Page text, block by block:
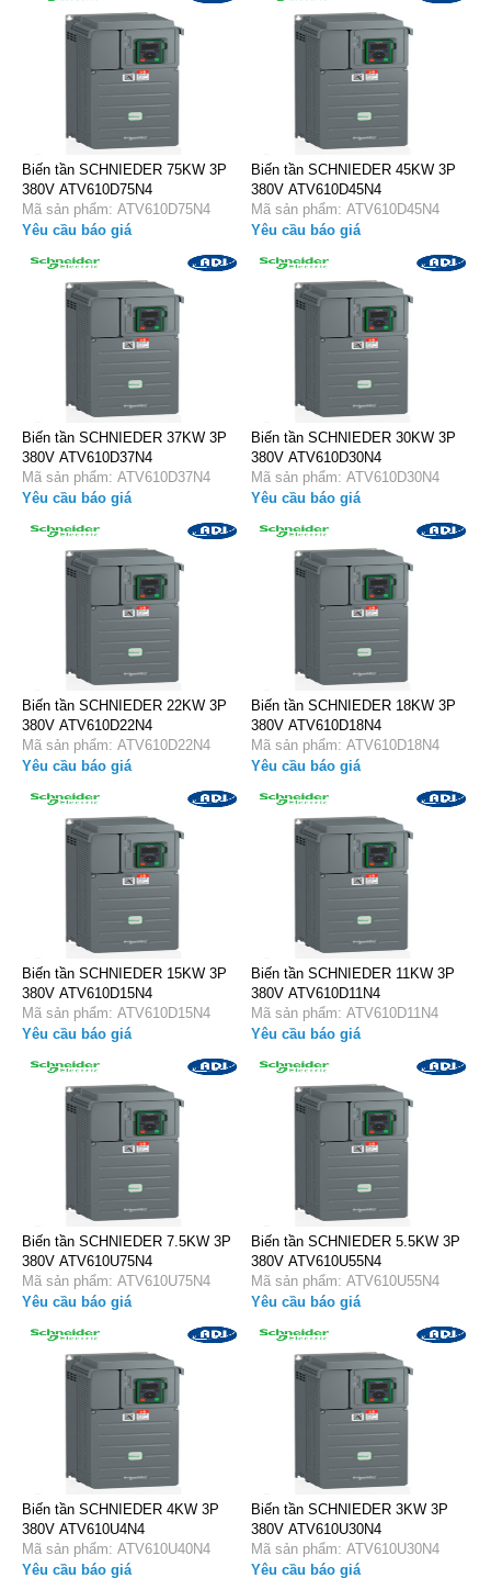
Biến tần SCHNIEDER 75KW 3P
380V ATV610D75N4
Mã sản phẩm: ATV610D75N4
Yêu cầu báo giá
Biến tần SCHNIEDER 45KW 3P
380V ATV610D45N4
Mã sản phẩm: ATV610D45N4
Yêu cầu báo giá
Biến tần SCHNIEDER 37KW 3P
380V ATV610D37N4
Mã sản phẩm: ATV610D37N4
Yêu cầu báo giá
Biến tần SCHNIEDER 30KW 3P
380V ATV610D30N4
Mã sản phẩm: ATV610D30N4
Yêu cầu báo giá
Biến tần SCHNIEDER 22KW 3P
380V ATV610D22N4
Mã sản phẩm: ATV610D22N4
Yêu cầu báo giá
Biến tần SCHNIEDER 18KW 3P
380V ATV610D18N4
Mã sản phẩm: ATV610D18N4
Yêu cầu báo giá
Biến tần SCHNIEDER 15KW 3P
380V ATV610D15N4
Mã sản phẩm: ATV610D15N4
Yêu cầu báo giá
Biến tần SCHNIEDER 11KW 3P
380V ATV610D11N4
Mã sản phẩm: ATV610D11N4
Yêu cầu báo giá
Biến tần SCHNIEDER 7.5KW 3P
380V ATV610U75N4
Mã sản phẩm: ATV610U75N4
Yêu cầu báo giá
Biến tần SCHNIEDER 5.5KW 3P
380V ATV610U55N4
Mã sản phẩm: ATV610U55N4
Yêu cầu báo giá
Biến tần SCHNIEDER 4KW 3P
380V ATV610U4N4
Mã sản phẩm: ATV610U40N4
Yêu cầu báo giá
Biến tần SCHNIEDER 3KW 3P
380V ATV610U30N4
Mã sản phẩm: ATV610U30N4
Yêu cầu báo giá